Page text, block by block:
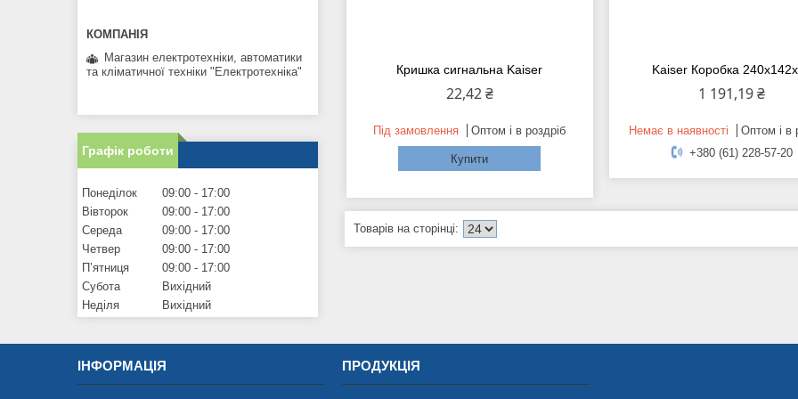
Кришка сигнальна Kaiser
22,42 ₴
Під замовлення Оптом і в роздріб
Купити
Kaiser Коробка
1 191,19 ₴
Немає в наявності
Оптом і в
+380 (61) 228-57-20
Магазин електротехніки, автоматики
та кліматичної техніки "Електротехніка"
Графік роботи
Понеділок 09:00
17:00
Вівторок
09:00
17:00
Середа
09:00
17:00
Четвер
09:00
17:00
Пʼятниця
09:00
17:00
Субота
Вихідний
Неділя
Вихідний
ІНФОРМАЦІЯ ПРОДУКЦІЯ